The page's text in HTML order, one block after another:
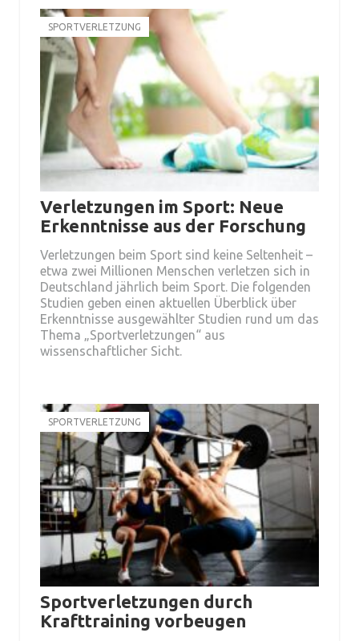
SPORTVERLETZUNG
Verletzungen im Sport: Neue
Erkenntnisse aus der Forschung
Verletzungen beim Sport sind keine Seltenheit –
etwa zwei Millionen Menschen verletzen sich in
Deutschland jährlich beim Sport. Die folgenden
Studien geben einen aktuellen Überblick über
Erkenntnisse ausgewählter Studien rund um das
Thema „Sportverletzungen“ aus
wissenschaftlicher Sicht.
SPORTVERLETZUNG
Sportverletzungen durch
Krafttraining vorbeugen